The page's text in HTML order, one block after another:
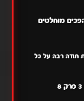
מוחלטים
תודה רבה על כל